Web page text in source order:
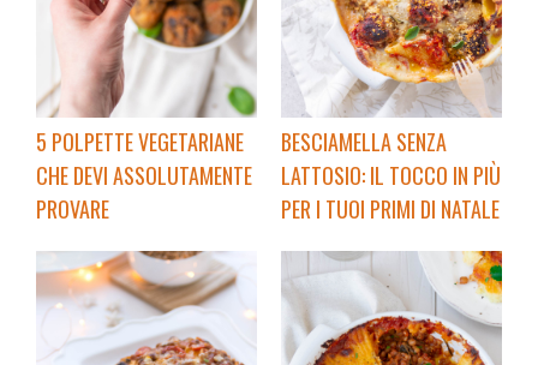
5 POLPETTE VEGETARIANE
CHE DEVI ASSOLUTAMENTE
PROVARE
BESCIAMELLA SENZA
LATTOSIO: IL TOCCO IN PIÙ
PER I TUOI PRIMI DI NATALE